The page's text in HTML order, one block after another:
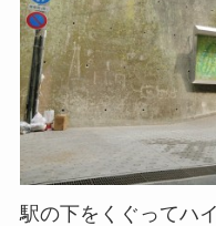
駅の下をくぐってハ